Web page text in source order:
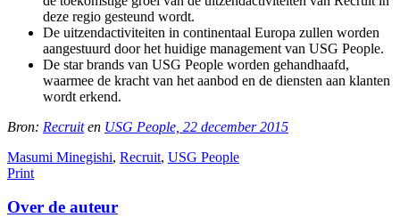
deze regio gesteund wordt.
De uitzendactiviteiten in continentaal Europa zullen worden
aangestuurd door het huidige management van USG People.
De star brands van USG People worden gehandhaafd,
waarmee de kracht van het aanbod en de diensten aan klanten
wordt erkend.
Bron: Recruiten USG People, 22 december 2015
Masumi Minegishi, Recruit, USG People
Print
Over de auteur